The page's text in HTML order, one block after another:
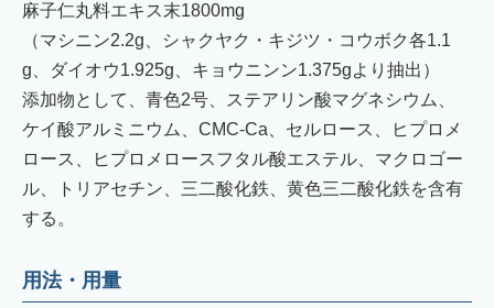
麻子仁丸料エキス末1800mg
（マシニン2.2g、シャクヤク・キジツ・コウボク各1.1
g、ダイオウ1.925g、キョウニンン1.375gより抽出）
添加物として、青色2号、ステアリン酸マグネシウム、
ケイ酸アルミニウム、CMC-Ca、セルロース、ヒプロメ
ロース、ヒプロメロースフタル酸エステル、マクロゴー
ル、トリアセチン、三二酸化鉄、黄色三二酸化鉄を含有
する。
用法・用量